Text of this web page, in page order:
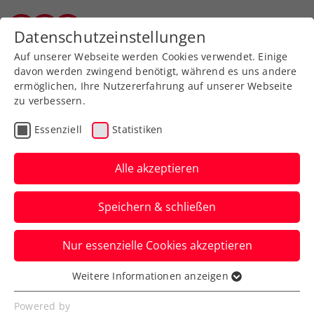
Zurück zur Newsübersicht
Turniere
ATP-Challenger Zug:
Rodionov kämpft um
zweiten Doppeltitel
Der ÖTV-Davis-Cup-Ass steht in der
Zentralschweiz mit dem Ukrainer
Volodymyr Uzhylovskyi im Finale.
Verfasst von: Manuel Wachta, 26.07.2024
Datenschutzeinstellungen
Auf unserer Webseite werden Cookies verwendet. Einige
davon werden zwingend benötigt, während es uns andere
ermöglichen, Ihre Nutzererfahrung auf unserer Webseite
zu verbessern.
Essenziell Statistiken
Alle akzeptieren
Speichern & schließen
Nur essenzielle Cookies akzeptieren
Essenziell
Essenzielle Cookies werden für grundlegende
Weitere Informationen anzeigen
Powered by